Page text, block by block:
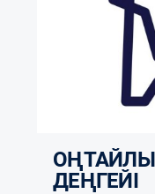
ОҢТАЙЛЫ ЖҰМЫС ҚАБІЛЕТІ
ДЕҢГЕЙІ